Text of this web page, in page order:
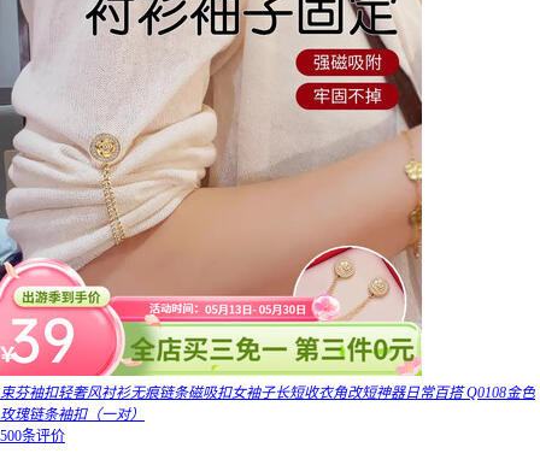
束芬袖扣轻奢风衬衫无痕链条磁吸扣女袖子长短收衣角改短神器日常百搭 Q0108金色
玫瑰链条袖扣（一对）
500条评价